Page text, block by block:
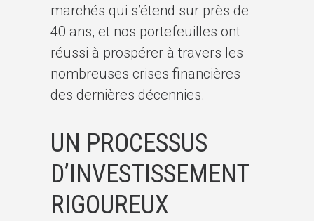
marchés qui s’étend sur près de
40 ans, et nos portefeuilles ont
réussi à prospérer à travers les
nombreuses crises financières
des dernières décennies.
UN PROCESSUS
D’INVESTISSEMENT
RIGOUREUX